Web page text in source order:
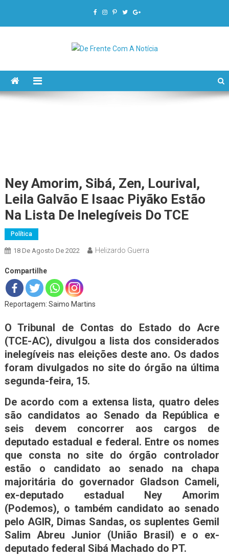
De Frente Com A Notícia
Ney Amorim, Sibá, Zen, Lourival,
Leila Galvão E Isaac Piyãko Estão
Na Lista De Inelegíveis Do TCE
Política
18 De Agosto De 2022 Helizardo Guerra
Compartilhe
Reportagem: Saimo Martins
O Tribunal de Contas do Estado do Acre
(TCE-AC), divulgou a lista dos considerados
inelegíveis nas eleições deste ano. Os dados
foram divulgados no site do órgão na última
segunda-feira, 15.
De acordo com a extensa lista, quatro deles
são candidatos ao Senado da República e
seis devem concorrer aos cargos de
deputado estadual e federal. Entre os nomes
que consta no site do órgão controlador
estão o candidato ao senado na chapa
majoritária do governador Gladson Cameli,
ex-deputado estadual Ney Amorim
(Podemos), o também candidato ao senado
pelo AGIR, Dimas Sandas, os suplentes Gemil
Salim Abreu Junior (União Brasil) e o ex-
deputado federal Sibá Machado do PT.